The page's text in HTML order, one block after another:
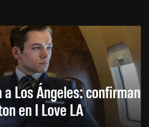
a Los Ángeles: confirman
en I Love LA